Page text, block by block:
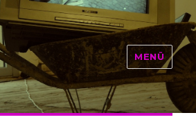
MENÜ